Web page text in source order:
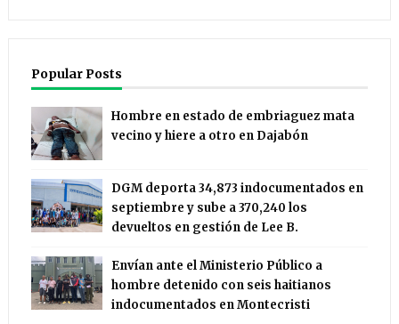
Popular Posts
Hombre en estado de embriaguez mata
vecino y hiere a otro en Dajabón
DGM deporta 34,873 indocumentados en
septiembre y sube a 370,240 los
devueltos en gestión de Lee B.
Envían ante el Ministerio Público a
hombre detenido con seis haitianos
indocumentados en Montecristi